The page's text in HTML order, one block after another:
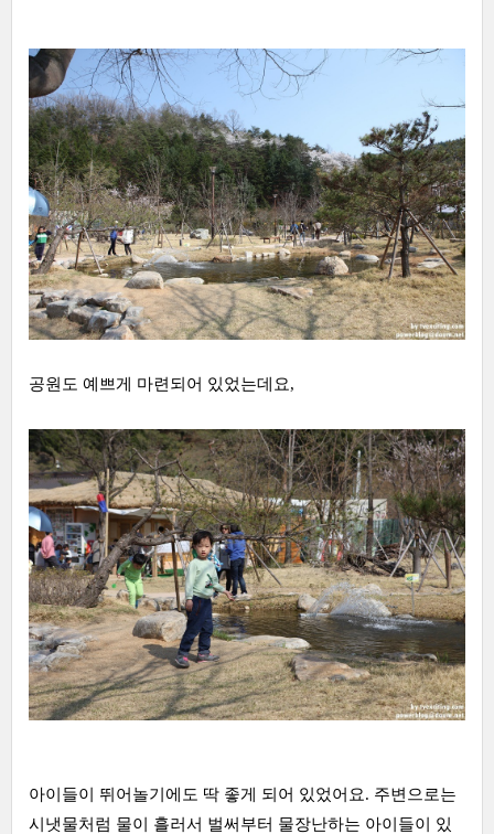
공원도 예쁘게 마련되어 있었는데요,
아이들이 뛰어놀기에도 딱 좋게 되어 있었어요. 주변으로는
시냇물처럼 물이 흘러서 벌써부터 물장난하는 아이들이 있